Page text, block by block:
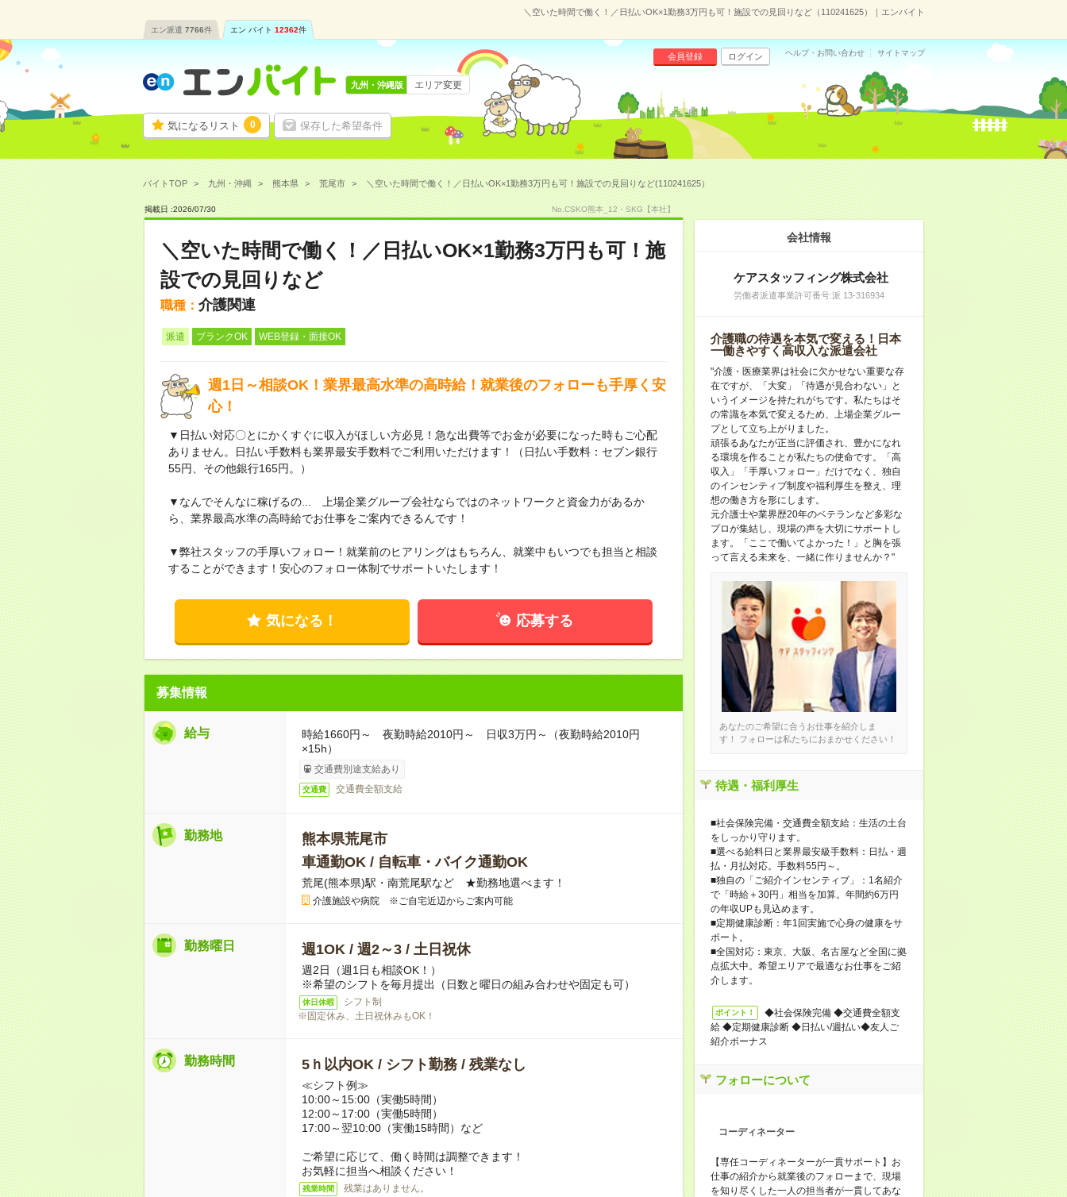
＼空いた時間で働く！／日払いOK×1勤務3万円も可！施設での見回りなど（110241625）｜エンバイト
エン派遣 7766件 エン バイト 12362件
気になるリスト 0 保存した希望条件
会員登録 ログイン ヘルプ・お問い合わせ サイトマップ
九州・沖縄版 エリア変更
バイトTOP 九州・沖縄 熊本県 荒尾市 ＼空いた時間で働く！／日払いOK×1勤務3万円も可！施設での見回りなど(110241625）
掲載日 :2026/07/30 No.CSKO熊本_12・SKG【本社】
＼空いた時間で働く！／日払いOK×1勤務3万円も可！施
設での見回りなど
職種： 介護関連
派遣 ブランクOK WEB登録・面接OK
週1日～相談OK！業界最高水準の高時給！就業後のフォローも手厚く安
心！
▼日払い対応〇とにかくすぐに収入がほしい方必見！急な出費等でお金が必要になった時もご心配
ありません。日払い手数料も業界最安手数料でご利用いただけます！（日払い手数料：セブン銀行
55円、その他銀行165円。）
▼なんでそんなに稼げるの... 上場企業グループ会社ならではのネットワークと資金力があるか
ら、業界最高水準の高時給でお仕事をご案内できるんです！
▼弊社スタッフの手厚いフォロー！就業前のヒアリングはもちろん、就業中もいつでも担当と相談
することができます！安心のフォロー体制でサポートいたします！
気になる！ 応募する
募集情報
給与
時給1660円～ 夜勤時給2010円～ 日収3万円～（夜勤時給2010円
×15h）
交通費別途支給あり
交通費 交通費全額支給
勤務地
熊本県荒尾市
車通勤OK / 自転車・バイク通勤OK
荒尾(熊本県)駅・南荒尾駅など ★勤務地選べます！
介護施設や病院 ※ご自宅近辺からご案内可能
勤務曜日 週1OK / 週2～3 / 土日祝休
週2日（週1日も相談OK！）
※希望のシフトを毎月提出（日数と曜日の組み合わせや固定も可）
休日休暇
シフト制
※固定休み、土日祝休みもOK！
勤務時間 5ｈ以内OK / シフト勤務 / 残業なし
≪シフト例≫
10:00～15:00（実働5時間）
12:00～17:00（実働5時間）
17:00～翌10:00（実働15時間）など
ご希望に応じて、働く時間は調整できます！
お気軽に担当へ相談ください！
残業時間 残業はありません。
会社情報
ケアスタッフィング株式会社
労働者派遣事業許可番号:派 13-316934
介護職の待遇を本気で変える！日本
一働きやすく高収入な派遣会社
"介護・医療業界は社会に欠かせない重要な存
在ですが、「大変」「待遇が見合わない」と
いうイメージを持たれがちです。私たちはそ
の常識を本気で変えるため、上場企業グルー
プとして立ち上がりました。
頑張るあなたが正当に評価され、豊かになれ
る環境を作ることが私たちの使命です。「高
収入」「手厚いフォロー」だけでなく、独自
のインセンティブ制度や福利厚生を整え、理
想の働き方を形にします。
元介護士や業界歴20年のベテランなど多彩な
プロが集結し、現場の声を大切にサポートし
ます。「ここで働いてよかった！」と胸を張
って言える未来を、一緒に作りませんか？"
あなたのご希望に合うお仕事を紹介しま
す！ フォローは私たちにおまかせください！
待遇・福利厚生
■社会保険完備・交通費全額支給：生活の土台
をしっかり守ります。
■選べる給料日と業界最安級手数料：日払・週
払・月払対応。手数料55円～。
■独自の「ご紹介インセンティブ」：1名紹介
で「時給＋30円」相当を加算。年間約6万円
の年収UPも見込めます。
■定期健康診断：年1回実施で心身の健康をサ
ポート。
■全国対応：東京、大阪、名古屋など全国に拠
点拡大中。希望エリアで最適なお仕事をご紹
介します。
ポイント！
◆社会保険完備 ◆交通費全額支
給 ◆定期健康診断 ◆日払い/週払い◆友人ご
紹介ボーナス
フォローについて
コーディネーター
【専任コーディネーターが一貫サポート】お
仕事の紹介から就業後のフォローまで、現場
を知り尽くした一人の担当者が一貫してあな